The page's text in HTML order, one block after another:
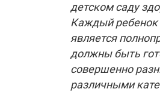
детском саду
Каждый ребенок
является
должны быть
совершенно
различными